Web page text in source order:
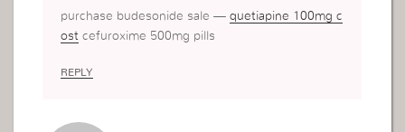
purchase budesonide sale —quetiapine 100mg c
ost cefuroxime 500mg pills
REPLY